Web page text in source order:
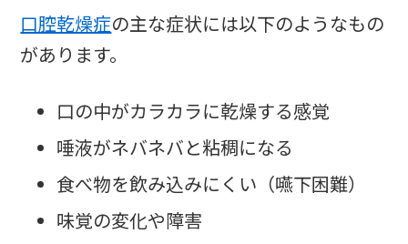
口腔乾燥症の主な症状には以下のようなもの
があります。
口の中がカラカラに乾燥する感覚
唾液がネバネバと粘稠になる
食べ物を飲み込みにくい（嚥下困難）
味覚の変化や障害